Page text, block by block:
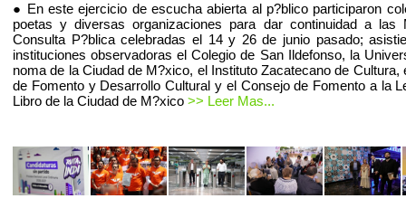
● En este ejercicio de escucha abierta al p?blico participaron
poetas y diversas organizaciones para dar continuidad a las
Consulta P?blica celebradas el 14 y 26 de junio pasado;
instituciones observadoras el Colegio de San Ildefonso, la
noma de la Ciudad de M?xico, el Instituto Zacatecano de Cultura,
de Fomento y Desarrollo Cultural y el Consejo de Fomento a la
Libro de la Ciudad de M?xico >> Leer Mas...